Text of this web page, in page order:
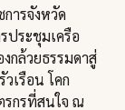
ารจังหวัด
ประชุมเครือ
กล้วยธรรมดาสู่
เรือน โคก
รกรที่สนใจ ณ